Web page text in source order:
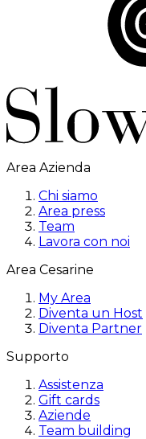
Area Azienda
Chi siamo
Area press
Team
Lavora con noi
Area Cesarine
My Area
Diventa un Host
Diventa Partner
Supporto
Assistenza
Gift cards
Aziende
Team building